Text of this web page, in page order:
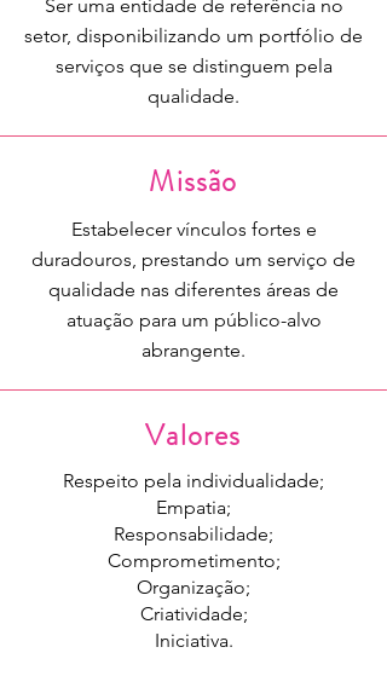
Ser uma entidade de referência no
setor, disponibilizando um portfólio de
serviços que se distinguem pela
qualidade.
Missão
Estabelecer vínculos fortes e
duradouros, prestando um serviço de
qualidade nas diferentes áreas de
atuação para um público-alvo
abrangente.
Valores
Respeito pela individualidade;
Empatia;
Responsabilidade;
Comprometimento;
Organização;
Criatividade;
Iniciativa.